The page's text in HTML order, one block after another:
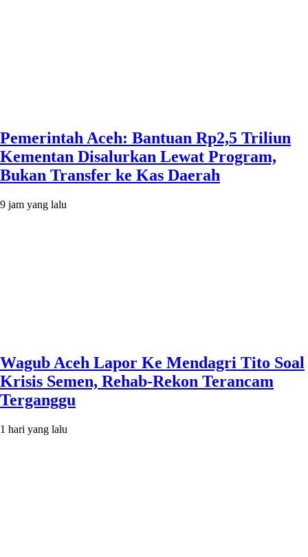
Pemerintah Aceh: Bantuan Rp2,5 Triliun
Kementan Disalurkan Lewat Program,
Bukan Transfer ke Kas Daerah
9 jam yang lalu
Wagub Aceh Lapor Ke Mendagri Tito Soal
Krisis Semen, Rehab-Rekon Terancam
Terganggu
1 hari yang lalu